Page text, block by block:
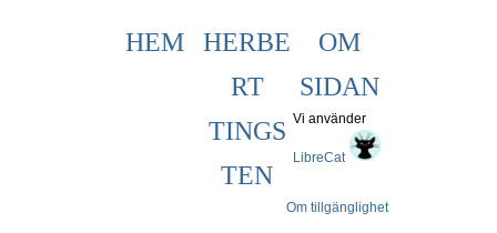
HEM
HERBE
RT
TINGS
TEN
OM
SIDAN
Om tillgänglighet
Vi använder
LibreCat